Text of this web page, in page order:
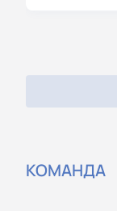
КОМАНДА